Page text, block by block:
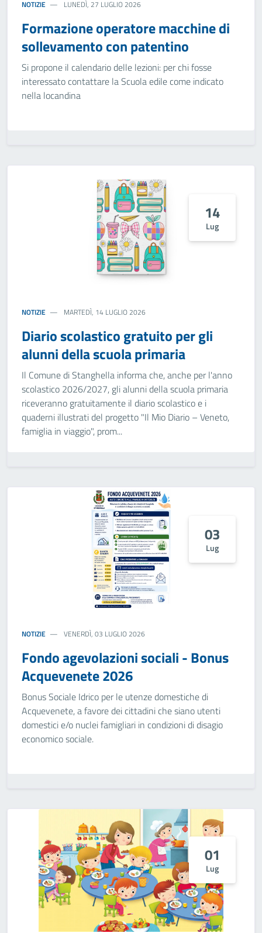
NOTIZIE LUNEDÌ, 27 LUGLIO 2026
Formazione operatore macchine di
sollevamento con patentino
Si propone il calendario delle lezioni: per chi fosse
interessato contattare la Scuola edile come indicato
nella locandina
14
Lug
NOTIZIE MARTEDÌ, 14 LUGLIO 2026
Diario scolastico gratuito per gli
alunni della scuola primaria
Il Comune di Stanghella informa che, anche per l'anno
scolastico 2026/2027, gli alunni della scuola primaria
riceveranno gratuitamente il diario scolastico e i
quaderni illustrati del progetto "Il Mio Diario – Veneto,
famiglia in viaggio", prom...
03
Lug
NOTIZIE VENERDÌ, 03 LUGLIO 2026
Fondo agevolazioni sociali - Bonus
Acquevenete 2026
Bonus Sociale Idrico per le utenze domestiche di
Acquevenete, a favore dei cittadini che siano utenti
domestici e/o nuclei famigliari in condizioni di disagio
economico sociale.
01
Lug